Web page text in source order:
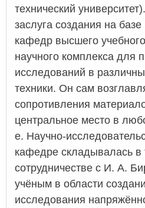
технический
заслуга создания на
кафедр высшего
научного комплекса для
исследований в
техники. Он сам
сопротивления
центральное место в
е. Научно-
кафедре складывалась в
сотрудничестве с И. А.
учёным в области
исследования